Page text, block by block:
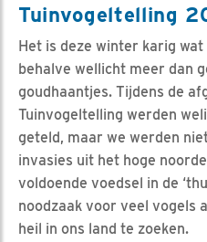
Tuinvogeltelling
Het is deze winter karig
behalve wellicht meer dan
goudhaantjes. Tijdens de
Tuinvogeltelling werden
geteld, maar we werden
invasies uit het hoge
voldoende voedsel in de
noodzaak voor veel vogels
heil in ons land te zoeken.